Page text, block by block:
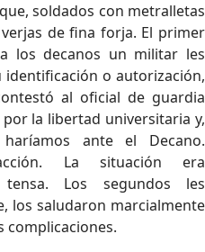
soldados con metralletas
de fina forja. El primer
los decanos un militar les
o autorización,
al oficial de guardia
la libertad universitaria y,
ante el Decano.
La situación era
Los segundos les
los saludaron marcialmente
complicaciones.